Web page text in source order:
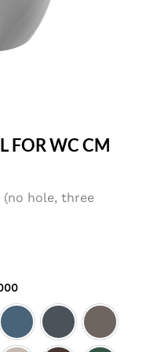
FOR WC CM
hole, three
matt cod.003
Denim satinato cod.027
Ebano satinato
Tortora